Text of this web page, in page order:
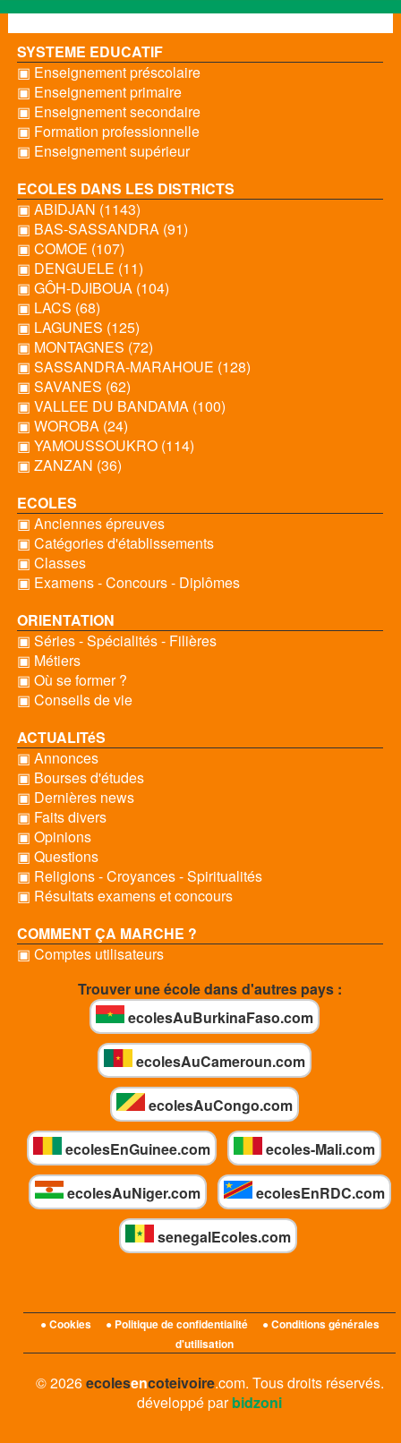
SYSTEME EDUCATIF
▣ Enseignement préscolaire
▣ Enseignement primaire
▣ Enseignement secondaire
▣ Formation professionnelle
▣ Enseignement supérieur
ECOLES DANS LES DISTRICTS
▣ ABIDJAN (1143)
▣ BAS-SASSANDRA (91)
▣ COMOE (107)
▣ DENGUELE (11)
▣ GÔH-DJIBOUA (104)
▣ LACS (68)
▣ LAGUNES (125)
▣ MONTAGNES (72)
▣ SASSANDRA-MARAHOUE (128)
▣ SAVANES (62)
▣ VALLEE DU BANDAMA (100)
▣ WOROBA (24)
▣ YAMOUSSOUKRO (114)
▣ ZANZAN (36)
ECOLES
▣ Anciennes épreuves
▣ Catégories d'établissements
▣ Classes
▣ Examens - Concours - Diplômes
ORIENTATION
▣ Séries - Spécialités - Filières
▣ Métiers
▣ Où se former ?
▣ Conseils de vie
ACTUALITéS
▣ Annonces
▣ Bourses d'études
▣ Dernières news
▣ Faits divers
▣ Opinions
▣ Questions
▣ Religions - Croyances - Spiritualités
▣ Résultats examens et concours
COMMENT ÇA MARCHE ?
▣ Comptes utilisateurs
Trouver une école dans d'autres pays :
ecolesAuBurkinaFaso.com
ecolesAuCameroun.com
ecolesAuCongo.com
ecolesEnGuinee.com ecoles-Mali.com
ecolesAuNiger.com ecolesEnRDC.com
senegalEcoles.com
● Cookies ● Politique de confidentialité
● Conditions générales
d'utilisation
© 2026ecolesencoteivoire.com. Tous droits réservés.
développé parbidzoni